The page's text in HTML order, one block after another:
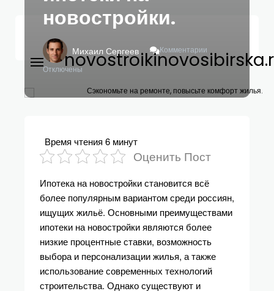
Сэкономьте на ремонте, повысьте комфорт жилья.
новостройки.
Михаил Сергеев Комментарии
Записи
Преимущества
Недостатки
Отключены
Время чтения 6 минут
Оценить Пост
Ипотека на новостройки становится всё
более популярным вариантом среди россиян,
ищущих жильё. Основными преимуществами
ипотеки на новостройки являются более
низкие процентные ставки, возможность
выбора и персонализации жилья, а также
использование современных технологий
строительства. Однако существуют и